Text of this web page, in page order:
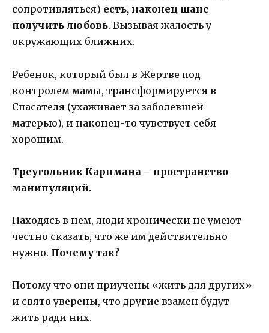
сопротивляться) есть, наконец шанс
получить любовь. Вызывая жалость у
окружающих ближних.
Ребенок, который был в Жертве под
контролем мамы, трансформируется в
Спасателя (ухаживает за заболевшей
матерью), и наконец-то чувствует себя
хорошим.
Треугольник Карпмана – пространство
манипуляций.
Находясь в нем, люди хронически не умеют
честно сказать, что же им действительно
нужно. Почему так?
Потому что они приучены «жить для других»
и свято уверены, что другие взамен будут
жить ради них.